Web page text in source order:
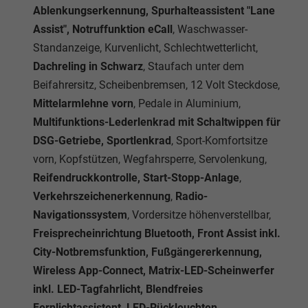
Ablenkungserkennung, Spurhalteassistent "Lane
Assist", Notruffunktion eCall, Waschwasser-
Standanzeige, Kurvenlicht, Schlechtwetterlicht,
Dachreling in Schwarz, Staufach unter dem
Beifahrersitz, Scheibenbremsen, 12 Volt Steckdose,
Mittelarmlehne vorn, Pedale in Aluminium,
Multifunktions-Lederlenkrad mit Schaltwippen für
DSG-Getriebe, Sportlenkrad, Sport-Komfortsitze
vorn, Kopfstützen, Wegfahrsperre, Servolenkung,
Reifendruckkontrolle, Start-Stopp-Anlage,
Verkehrszeichenerkennung, Radio-
Navigationssystem, Vordersitze höhenverstellbar,
Freisprecheinrichtung Bluetooth, Front Assist inkl.
City-Notbremsfunktion, Fußgängererkennung,
Wireless App-Connect, Matrix-LED-Scheinwerfer
inkl. LED-Tagfahrlicht, Blendfreies